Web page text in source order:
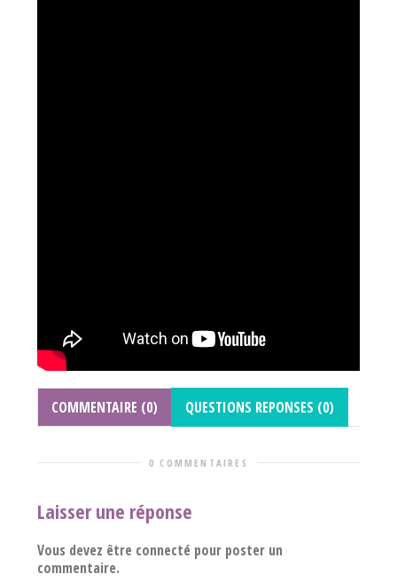
COMMENTAIRE (0) QUESTIONS REPONSES (0)
0 COMMENTAIRES
Laisser une réponse
Vous devez être connecté pour poster un
commentaire.